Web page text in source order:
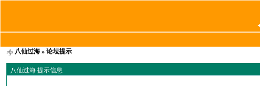
八仙过海 » 论坛提示
八仙过海 提示信息